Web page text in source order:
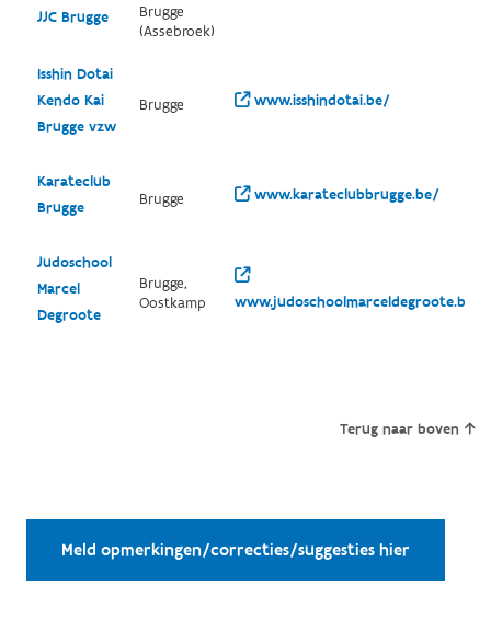
JJC Brugge
Brugge
(Assebroek)
Isshin Dotai
Kendo Kai
Brugge vzw
Brugge www.isshindotai.be/
Karateclub
Brugge
Brugge www.karateclubbrugge.be/
Judoschool
Marcel
Degroote
Brugge,
Oostkamp
www.judoschoolmarceldegroote.be/
Terug naar boven
Meld opmerkingen/correcties/suggesties hier